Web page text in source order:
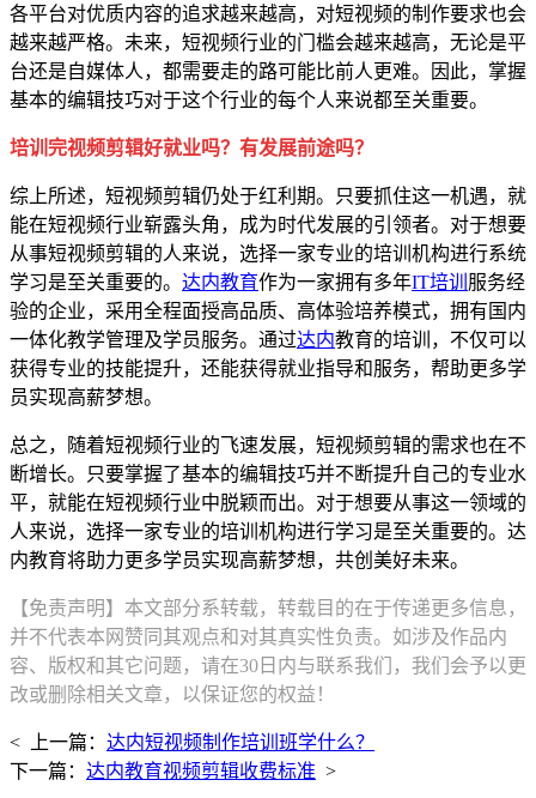
各平台对优质内容的追求越来越高，对短视频的制作要求也会
越来越严格。未来，短视频行业的门槛会越来越高，无论是平
台还是自媒体人，都需要走的路可能比前人更难。因此，掌握
基本的编辑技巧对于这个行业的每个人来说都至关重要。
培训完视频剪辑好就业吗？有发展前途吗？
综上所述，短视频剪辑仍处于红利期。只要抓住这一机遇，就
能在短视频行业崭露头角，成为时代发展的引领者。对于想要
从事短视频剪辑的人来说，选择一家专业的培训机构进行系统
学习是至关重要的。 达内教育作为一家拥有多年IT培训 服务经
验的企业，采用全程面授高品质、高体验培养模式，拥有国内
一体化教学管理及学员服务。通过达内教育的培训，不仅可以
获得专业的技能提升，还能获得就业指导和服务，帮助更多学
员实现高薪梦想。
总之，随着短视频行业的飞速发展，短视频剪辑的需求也在不
断增长。只要掌握了基本的编辑技巧并不断提升自己的专业水
平，就能在短视频行业中脱颖而出。对于想要从事这一领域的
人来说，选择一家专业的培训机构进行学习是至关重要的。达
内教育将助力更多学员实现高薪梦想，共创美好未来。
【免责声明】本文部分系转载，转载目的在于传递更多信息，
并不代表本网赞同其观点和对其真实性负责。如涉及作品内
容、版权和其它问题，请在30日内与联系我们，我们会予以更
改或删除相关文章，以保证您的权益！
< 上一篇： 达内短视频制作培训班学什么？
下一篇： 达内教育视频剪辑收费标准 >